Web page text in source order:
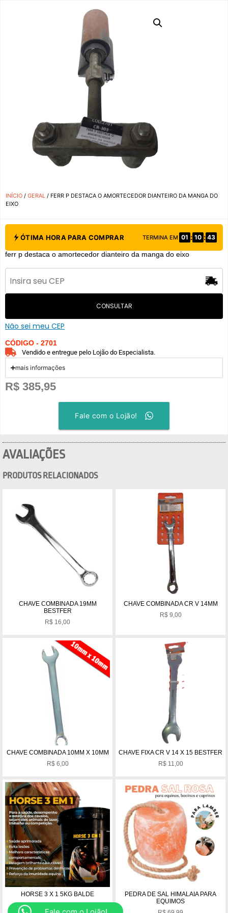
INÍCIO / GERAL / FERR P DESTACA O AMORTECEDOR DIANTEIRO DA MANGA DO
EIXO
ÓTIMA HORA PARA COMPRAR TERMINA EM 01 : 10 : 42
ferr p destaca o amortecedor dianteiro da manga do eixo
CONSULTAR
Não sei meu CEP
CÓDIGO - 2701
Vendido e entregue pelo Lojão do Especialista.
mais informações
R$ 385,95
Fale com o Lojão!
AVALIAÇÕES
PRODUTOS RELACIONADOS
CHAVE COMBINADA 19MM
BESTFER
R$ 16,00
CHAVE COMBINADA CR V 14MM
R$9,00
CHAVE COMBINADA 10MM X 10MM
R$6,00
CHAVE FIXA CR V 14 X 15 BESTFER
R$11,00
HORSE 3 X 1 5KG BALDE
PEDRA DE SAL HIMALAIA PARA
EQUIMOS